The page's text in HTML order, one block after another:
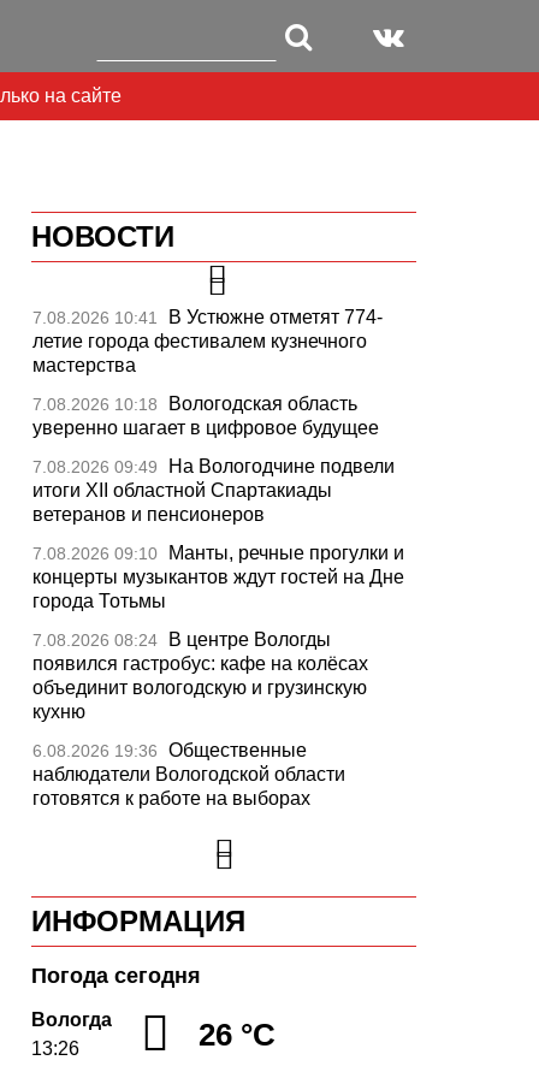
на сайте
НОВОСТИ
7.08.2026 10:41
В Устюжне отметят 774-
летие города фестивалем кузнечного
мастерства
7.08.2026 10:18
Вологодская область
уверенно шагает в цифровое будущее
7.08.2026 09:49
На Вологодчине подвели
итоги XII областной Спартакиады
ветеранов и пенсионеров
7.08.2026 09:10
Манты, речные прогулки и
концерты музыкантов ждут гостей на Дне
города Тотьмы
7.08.2026 08:24
В центре Вологды
появился гастробус: кафе на колёсах
объединит вологодскую и грузинскую
кухню
6.08.2026 19:36
Общественные
наблюдатели Вологодской области
готовятся к работе на выборах
«Дом СВО» в Череповце
за полгода работы обработал около 13
6.08.2026 17:59
В Вологде приступили к
обновлению дорожного полотна на
Петрозаводской
6.08.2026 17:17
открылась для 122 школьников из
Алчевска в Вологодской области
ИНФОРМАЦИЯ
Погода сегодня
Вологда
13:26
26 °C